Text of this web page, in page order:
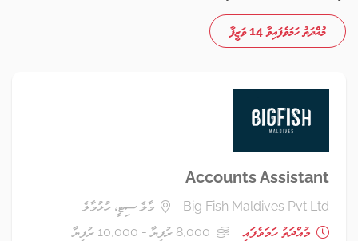
މުއްދަތު ހަމަވެފައިވާ 14 ވަޒީފާ
Accounts Assistant
Big Fish Maldives Pvt Ltd
މާލެ ސިޓީ، ހުޅުމާލެ
މުއްދަތު ހަމަވެފައި
8,000 ރުފިޔާ - 10,000 ރުފިޔާ